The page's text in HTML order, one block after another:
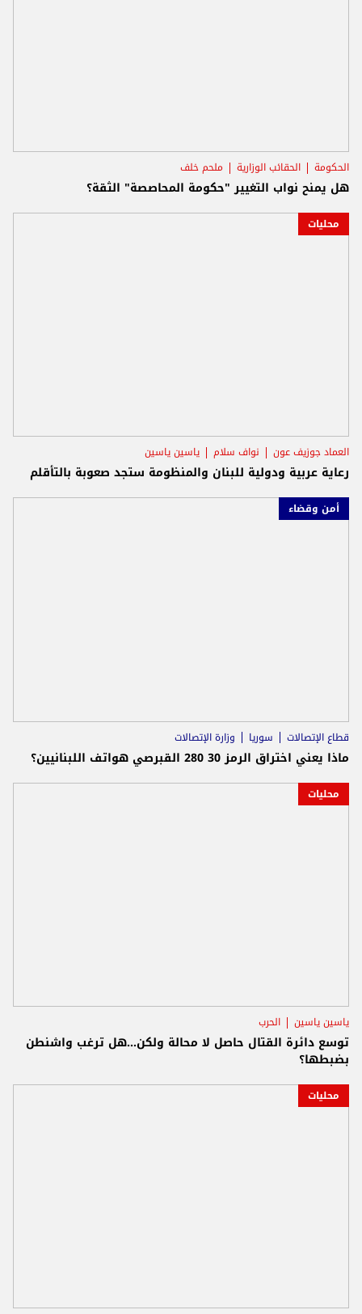
الحكومة الحقائب الوزارية ملحم خلف
هل يمنح نواب التغيير "حكومة المحاصصة" الثقة؟
محليات
العماد جوزيف عون نواف سلام ياسين ياسين
رعاية عربية ودولية للبنان والمنظومة ستجد صعوبة بالتأقلم
أمن وقضاء
قطاع الإتصالات سوريا وزارة الإتصالات
ماذا يعني اختراق الرمز 30 280 القبرصي هواتف اللبنانيين؟
محليات
ياسين ياسين الحرب
توسع دائرة القتال حاصل لا محالة ولكن...هل ترغب واشنطن
بضبطها؟
محليات